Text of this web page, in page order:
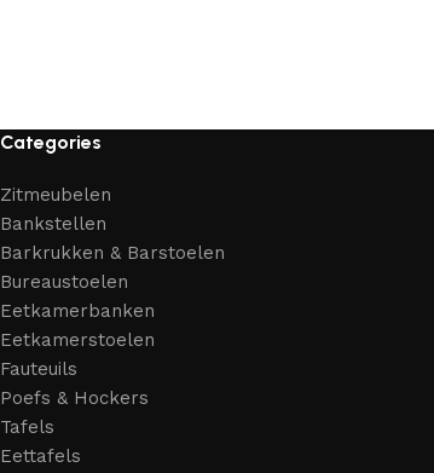
Categories
Zitmeubelen
Bankstellen
Barkrukken & Barstoelen
Bureaustoelen
Eetkamerbanken
Eetkamerstoelen
Fauteuils
Poefs & Hockers
Tafels
Eettafels